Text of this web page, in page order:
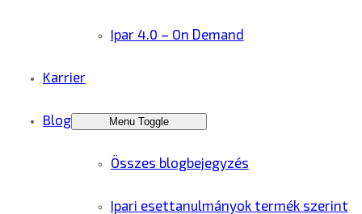
Ipar 4.0 – On Demand
Karrier
Blog Menu Toggle
Összes blogbejegyzés
Ipari esettanulmányok termék szerint